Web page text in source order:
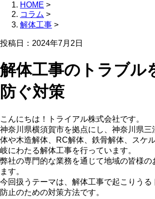
HOME >
コラム >
解体工事 >
投稿日：2024年7月2日
解体工事のトラブル
防ぐ対策
こんにちは！トライアル株式会社です。
神奈川県横須賀市を拠点にし、神奈川県三
体や木造解体、RC解体、鉄骨解体、スケ
岐にわたる解体工事を行っています。
弊社の専門的な業務を通じて地域の皆様の
ます。
今回扱うテーマは、解体工事で起こりうる
防止のための対策方法です。